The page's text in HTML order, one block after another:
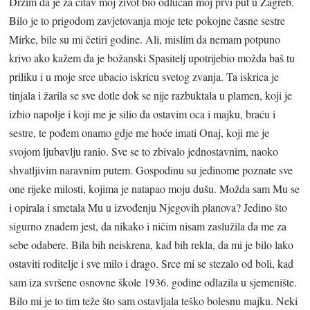
Bilo je to prigodom zavjetovanja moje tete pokojne časne sestre
Mirke, bile su mi četiri godine. Ali, mislim da nemam potpuno
krivo ako kažem da je božanski Spasitelj upotrijebio možda baš tu
priliku i u moje srce ubacio iskricu svetog zvanja. Ta iskrica je
tinjala i žarila se sve dotle dok se nije razbuktala u plamen, koji je
izbio napolje i koji me je silio da ostavim oca i majku, braću i
sestre, te pođem onamo gdje me hoće imati Onaj, koji me je
svojom ljubavlju ranio. Sve se to zbivalo jednostavnim, naoko
shvatljivim naravnim putem. Gospodinu su jedinome poznate sve
one rijeke milosti, kojima je natapao moju dušu. Možda sam Mu se
i opirala i smetala Mu u izvođenju Njegovih planova? Jedino što
sigurno znadem jest, da nikako i ničim nisam zaslužila da me za
sebe odabere. Bila bih neiskrena, kad bih rekla, da mi je bilo lako
ostaviti roditelje i sve milo i drago. Srce mi se stezalo od boli, kad
sam iza svršene osnovne škole 1936. godine odlazila u sjemenište.
Bilo mi je to tim teže što sam ostavljala teško bolesnu majku. Neki